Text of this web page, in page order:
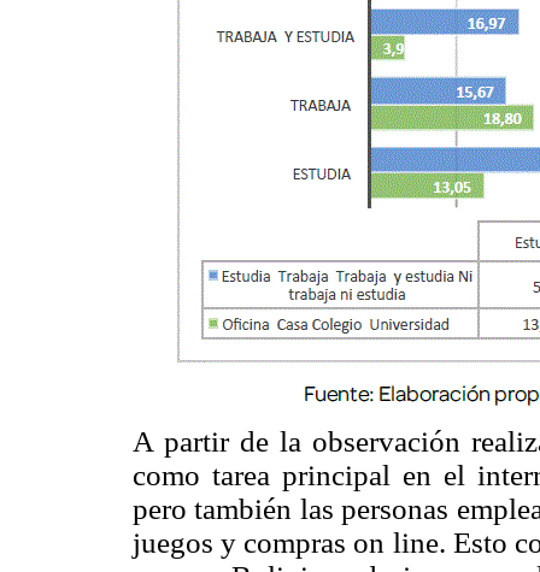
A partir de la observación
como tarea principal en el
pero también las personas
juegos y compras on line. Esto